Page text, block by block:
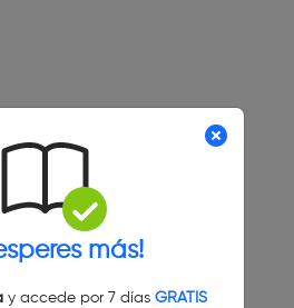
más!
y accede por 7 días GRATIS